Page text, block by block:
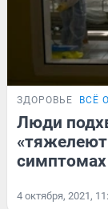
ЗДОРОВЬЕ ВСЁ
Люди
симптомах
4 октября, 2021,